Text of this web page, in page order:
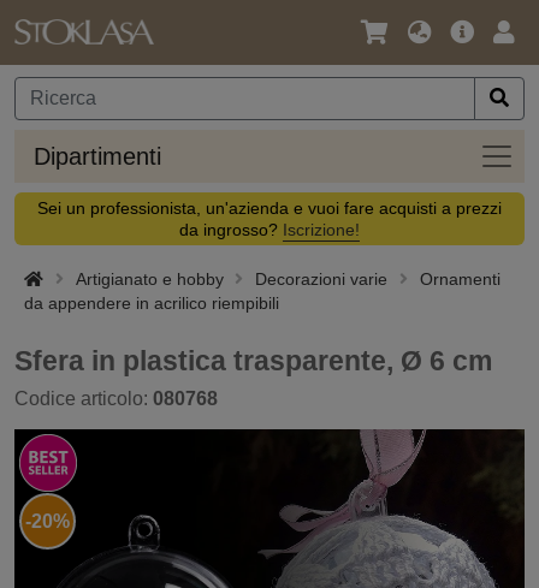
Lingua
Valuta
Offerta
Dipartimenti
Sei un professionista, un'azienda e vuoi fare acquisti a prezzi
da ingrosso? Iscrizione!
Artigianato e hobby Decorazioni varie
Ornamenti
da appendere in acrilico riempibili
Sfera in plastica trasparente, Ø 6 cm
Codice articolo: 080768
-20%